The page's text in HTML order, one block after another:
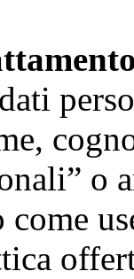
o
come